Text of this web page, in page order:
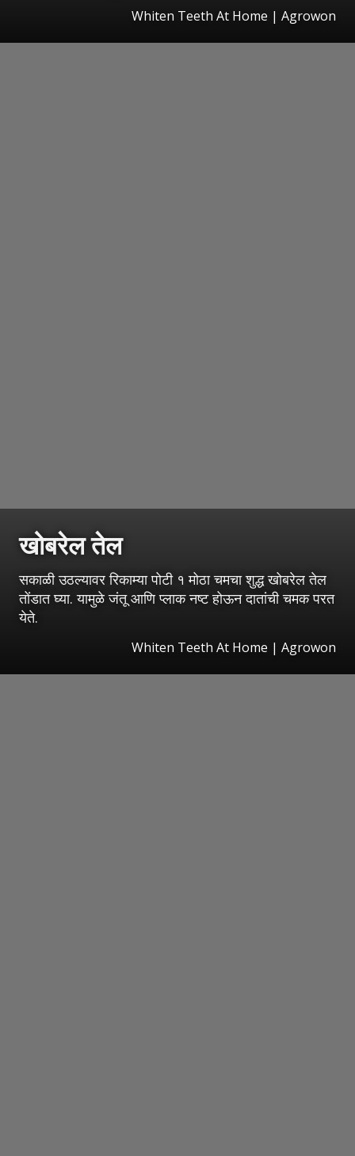
Whiten Teeth At Home | Agrowon
खोबरेल तेल
सकाळी उठल्यावर रिकाम्या पोटी १ मोठा चमचा शुद्ध खोबरेल तेल
तोंडात घ्या. यामुळे जंतू आणि प्लाक नष्ट होऊन दातांची चमक परत
येते.
Whiten Teeth At Home | Agrowon